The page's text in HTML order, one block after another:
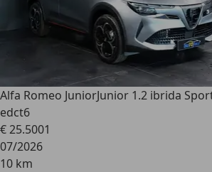
Alfa Romeo JuniorJunior 1.2 ibrida
edct6
€ 25.5001
07/2026
10 km